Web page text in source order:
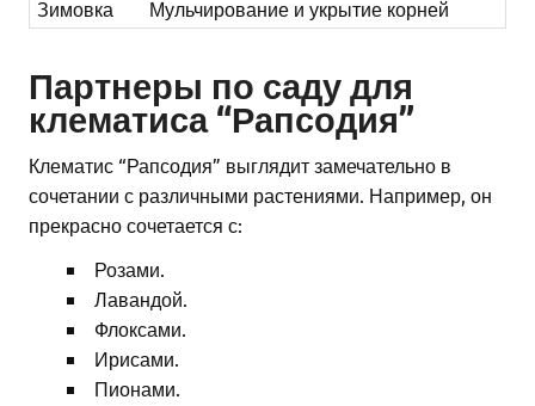
Зимовка
Мульчирование и укрытие корней
Партнеры по саду для
клематиса “Рапсодия”
Клематис “Рапсодия” выглядит замечательно в
сочетании с различными растениями. Например, он
прекрасно сочетается с:
Розами.
Лавандой.
Флоксами.
Ирисами.
Пионами.